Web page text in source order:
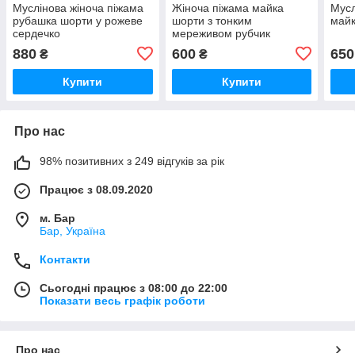
Муслінова жіноча піжама
рубашка шорти у рожеве
сердечко
880 ₴
Купити
Жіноча піжама майка
шорти з тонким
мереживом рубчик
600₴
Купити
650
Про нас
98% позитивних з 249 відгуків за рік
Працює з 08.09.2020
м. Бар
Бар, Україна
Контакти
Сьогодні працює з 08:00 до 22:00
Показати весь графік роботи
Про нас